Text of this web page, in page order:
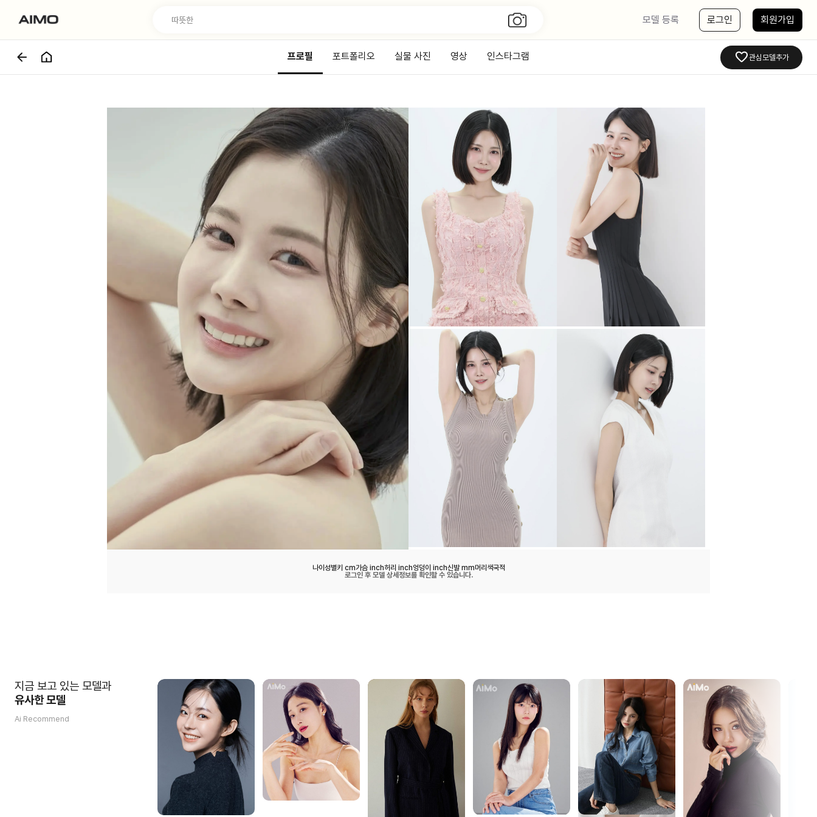
모델 등록 로그인 회원가입
관심모델추가
프로필 포트폴리오 실물 사진 영상 인스타그램
나이 성별키 cm가슴 inch허리 inch엉덩이 inch신발 mm머리색국적
로그인 후 모델 상세정보를 확인할 수 있습니다.
지금 보고 있는 모델과
유사한 모델
Ai Recommend